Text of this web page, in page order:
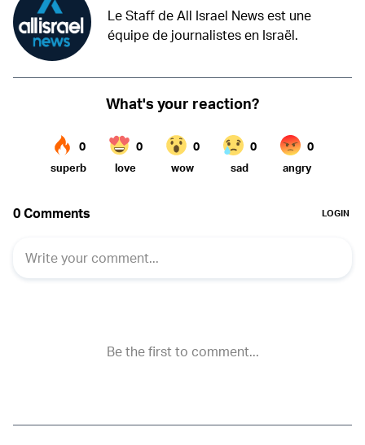
Le Staff de All Israel News est une
équipe de journalistes en Israël.